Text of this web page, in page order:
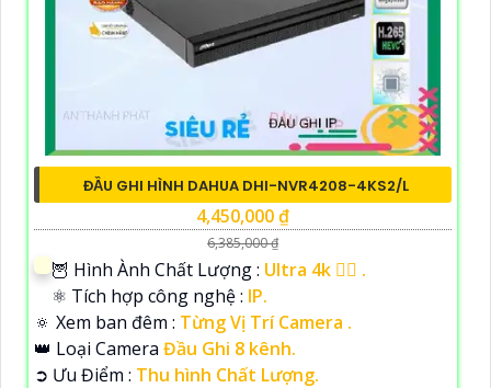
ĐẦU GHI HÌNH DAHUA DHI-NVR4208-4KS2/L
4,450,000 ₫
6,385,000 ₫
🦉 Hình Ành Chất Lượng : Ultra 4k 👍🏾 .
⚛️ Tích hợp công nghệ : IP.
🔅 Xem ban đêm : Từng Vị Trí Camera .
👑 Loại Camera Đầu Ghi 8 kênh.
️➲ Ưu Điểm : Thu hình Chất Lượng.